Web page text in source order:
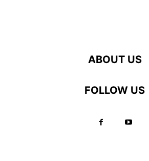
ABOUT US
FOLLOW US